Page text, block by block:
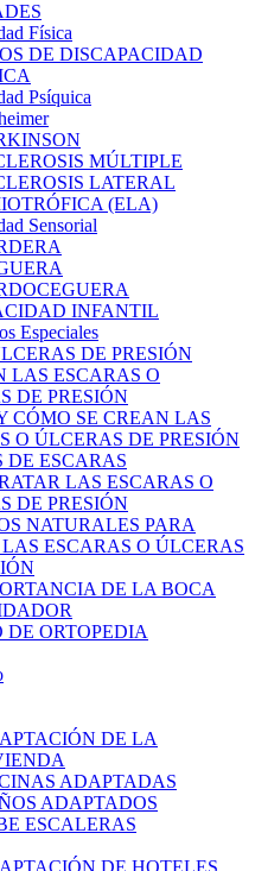
Física
DE DISCAPACIDAD
Psíquica
MÚLTIPLE
LATERAL
(ELA)
Sensorial
INFANTIL
Especiales
DE PRESIÓN
LAS ESCARAS O
DE PRESIÓN
CÓMO SE CREAN LAS
O ÚLCERAS DE PRESIÓN
DE ESCARAS
LAS ESCARAS O
DE PRESIÓN
NATURALES PARA
ESCARAS O ÚLCERAS
DE LA BOCA
ORTOPEDIA
DE LA
ADAPTADAS
ADAPTADOS
ESCALERAS
DE HOTELES